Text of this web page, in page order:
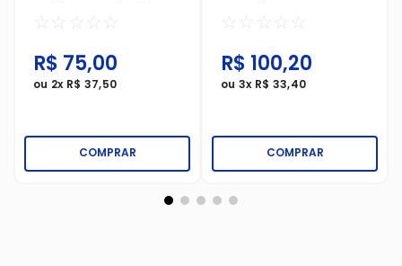
100ml
☆ ☆ ☆ ☆ ☆
R$ 75,00
ou 2x R$ 37,50
COMPRAR
☆ ☆ ☆ ☆ ☆
R$ 100,20
ou 3x R$ 33,40
COMPRAR